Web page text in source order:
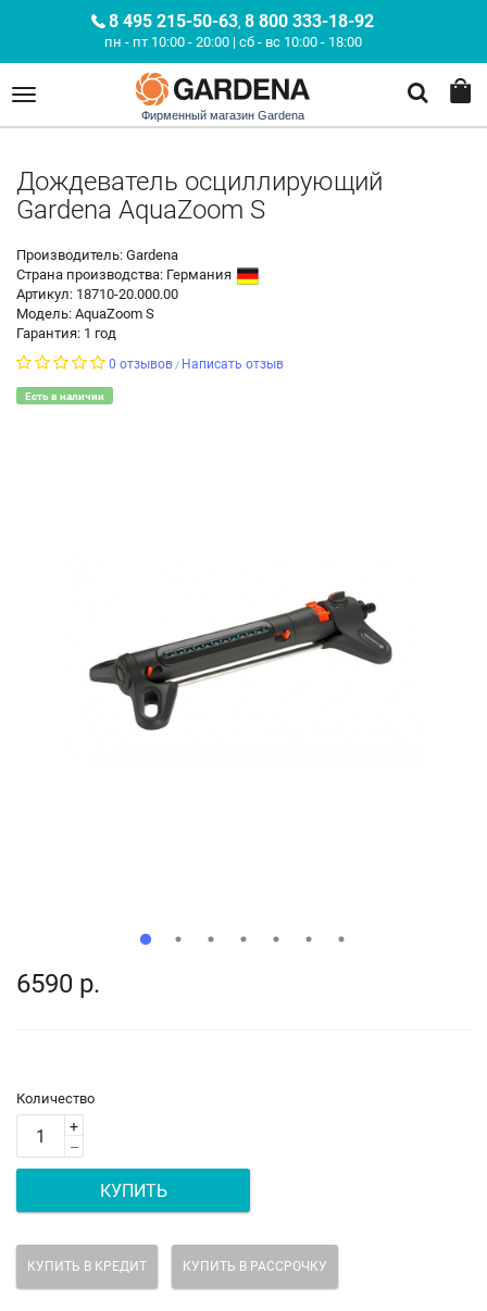
8 495 215-50-63, 8 800 333-18-92
пн - пт 10:00 - 20:00 | сб - вс 10:00 - 18:00
Фирменный магазин Gardena
Дождеватель осциллирующий
Gardena AquaZoom S
Производитель: Gardena
Страна производства: Германия
Артикул: 18710-20.000.00
Модель: AquaZoom S
Гарантия: 1 год
0 отзывов / Написать отзыв
Есть в наличии
6590 р.
Количество
+
–
КУПИТЬ
КУПИТЬ В КРЕДИТ КУПИТЬ В РАССРОЧКУ